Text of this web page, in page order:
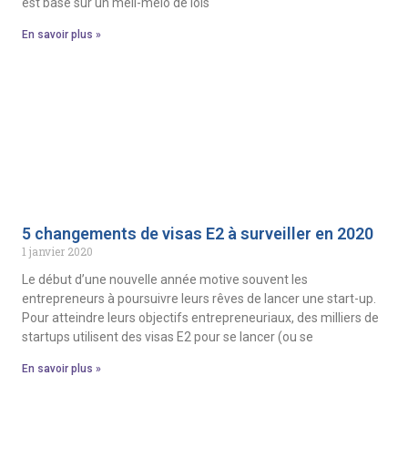
En savoir plus »
5 changements de visas E2 à surveiller en 2020
1 janvier 2020
Le début d’une nouvelle année motive souvent les
entrepreneurs à poursuivre leurs rêves de lancer une start-up.
Pour atteindre leurs objectifs entrepreneuriaux, des milliers de
startups utilisent des visas E2 pour se lancer (ou se
En savoir plus »